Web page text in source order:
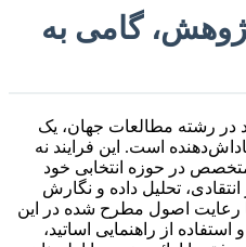
گامی به
در رشته مطالعات جهان، یک
است. این فرایند نه
در حوزه انتخابی خود
تحلیل داده و نگارش
رعایت اصول مطرح شده در این
از راهنمایی اساتید،